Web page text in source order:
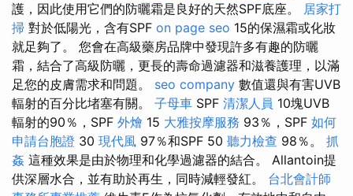
護，因此使用它們的防曬霜是良好的天然SPF底座。 居家打
掃 對於低陽光，含有SPF on page seo 15的保濕霜或化妝
就足夠了。 您會在高級藥房品牌中發現許多有趣的防曬
霜，結合了高級防曬，更長的壽命過濾器和滋養護理，以滿
足您的皮膚需求和問題。 seo company 數值還與有害UVB
輻射的百分比堵塞有關。 子母車 SPF 清潔人員 10塊UVB
輻射的90％，SPF 外燴 15 大雅按摩服務 93％，SPF 如何
申請台胞證 30 現代風 97％和SPF 50 聽力檢查 98％。 抓
姦 這種效果是由於物理和化學過濾器的結合。 Allantoin提
供深層水合，並有助於再生，同時減輕發紅。 台北會計師